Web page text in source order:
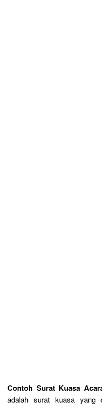
Contoh Surat Kuasa
adalah surat kuasa yang